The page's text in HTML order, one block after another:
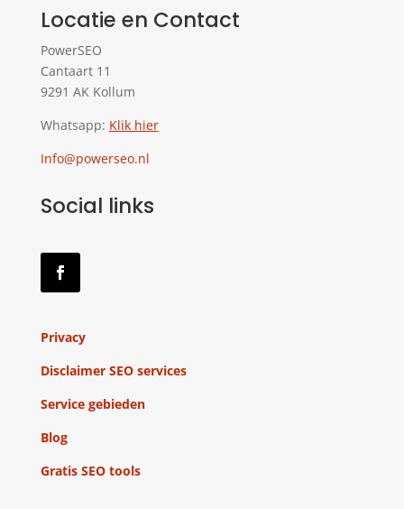
Locatie en Contact
PowerSEO
Cantaart 11
9291 AK Kollum
Whatsapp: Klik hier
Info@powerseo.nl
Social links
Privacy
Disclaimer SEO services
Service gebieden
Blog
Gratis SEO tools